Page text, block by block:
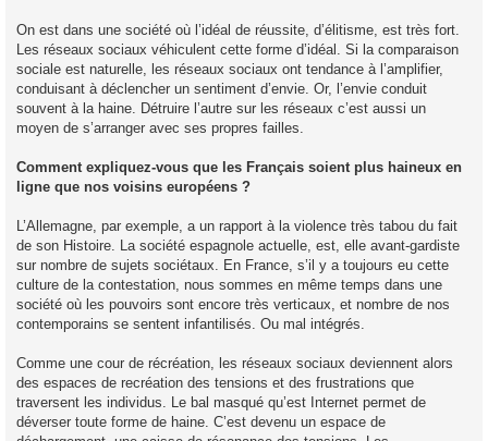
On est dans une société où l’idéal de réussite, d’élitisme, est très fort.
Les réseaux sociaux véhiculent cette forme d’idéal. Si la comparaison
sociale est naturelle, les réseaux sociaux ont tendance à l’amplifier,
conduisant à déclencher un sentiment d’envie. Or, l’envie conduit
souvent à la haine. Détruire l’autre sur les réseaux c’est aussi un
moyen de s’arranger avec ses propres failles.
Comment expliquez-vous que les Français soient plus haineux en
ligne que nos voisins européens ?
L’Allemagne, par exemple, a un rapport à la violence très tabou du fait
de son Histoire. La société espagnole actuelle, est, elle avant-gardiste
sur nombre de sujets sociétaux. En France, s’il y a toujours eu cette
culture de la contestation, nous sommes en même temps dans une
société où les pouvoirs sont encore très verticaux, et nombre de nos
contemporains se sentent infantilisés. Ou mal intégrés.
Comme une cour de récréation, les réseaux sociaux deviennent alors
des espaces de recréation des tensions et des frustrations que
traversent les individus. Le bal masqué qu’est Internet permet de
déverser toute forme de haine. C’est devenu un espace de